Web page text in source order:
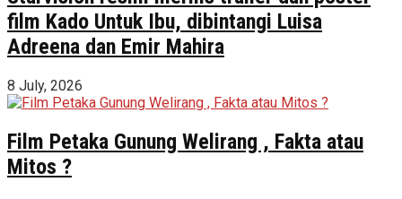
film Kado Untuk Ibu, dibintangi Luisa
Adreena dan Emir Mahira
8 July, 2026
Film Petaka Gunung Welirang , Fakta atau
Mitos ?